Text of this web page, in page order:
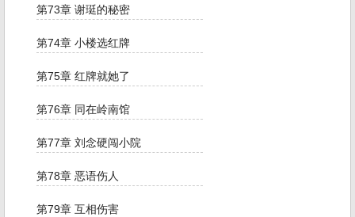
第73章 谢珽的秘密
第74章 小楼选红牌
第75章 红牌就她了
第76章 同在岭南馆
第77章 刘念硬闯小院
第78章 恶语伤人
第79章 互相伤害